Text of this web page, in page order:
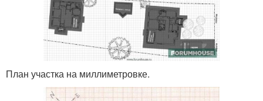
План участка на миллиметровке.